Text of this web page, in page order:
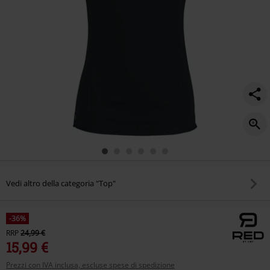
Vedi altro della categoria "Top"
-36%
RRP24,99 €
15,99 €
Prezzi con IVA inclusa, escluse spese di spedizione